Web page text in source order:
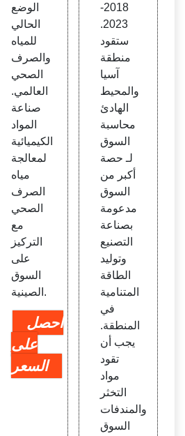
الوضع
الحالي
للمياه
والصرف
الصحي
العالمي.
صناعة
المواد
الكيميائية
لمعالجة
مياه
الصرف
الصحي
مع
التركيز
على
السوق
الصينية.
احصل
على
السعر
2018-
2023.
ستقود
منطقة
آسيا
والمحيط
الهادئ
محاسبة
السوق
لـ حصة
أكبر من
السوق
مدعومة
بصناعة
التصنيع
وتوليد
الطاقة
المتنامية
في
المنطقة.
يجب أن
تقود
مواد
التخثر
والمندفات
السوق